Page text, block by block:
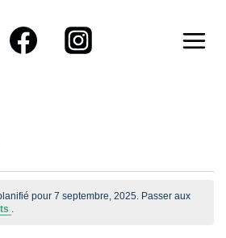
pour 7 septembre, 2025. Passer aux
.